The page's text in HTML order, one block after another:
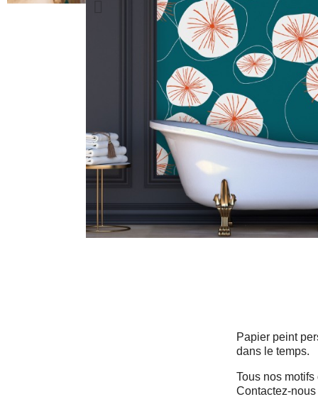
Papier peint
dans le temps.
Tous nos
Contactez-